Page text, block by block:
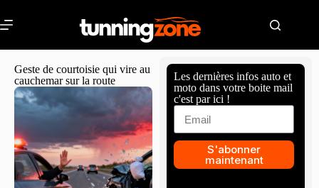
Geste de courtoisie qui vire au
cauchemar sur la route
Les dernières infos auto et
moto dans votre boite mail
c'est par ici !
S'abonner
maintenant